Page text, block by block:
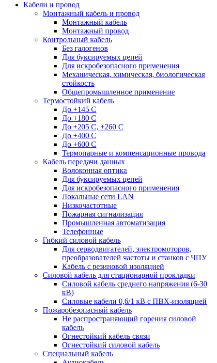
Кабели и провод
Монтажный кабель и провод
Монтажный кабель
Монтажный провод
Контрольный кабель
Без галогенов
Для буксируемых цепей
Для искробезопасного применения
Механическая, химическая, биологическая
стойкость
Общепромышленное применение
Термостойкий кабель
До +145 С
До +180 C
До +205 С, +260 С
До +400 C
До +600 С
Термопарные и компенсационные провода
Кабель передачи данных
Волоконная оптика
Для буксируемых цепей
Для искробезопасного применения
Локальные сети LAN
Низкочастотные
Пожарная сигнализация
Промышленная автоматизация
Телефонные
Гибкий силовой кабель
Для серводвигателей, электромоторов,
преобразователей частоты и станков с ЧПУ
Кабель с резиновой изоляцией
Силовой кабель для стационарной прокладки
Силовой кабель среднего напряжения (6-30
кВ)
Силовые кабели 0,6/1 кВ с ПВХ-изоляцией
Пожаробезопасный кабель
Не распространяющий горения силовой
кабель
Огнестойкий кабель связи
Огнестойкий силовой кабель
Специальный кабель